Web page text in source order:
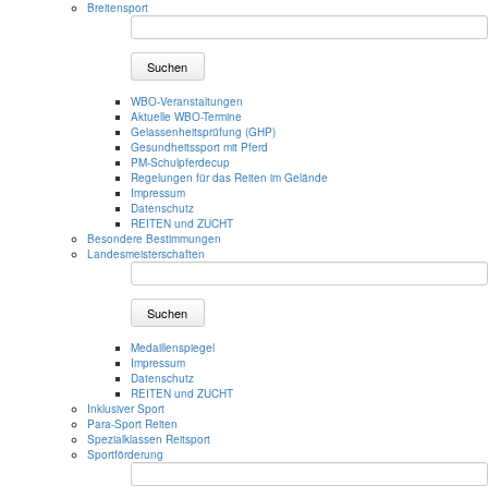
Breitensport
Suchen
WBO-Veranstaltungen
Aktuelle WBO-Termine
Gelassenheitsprüfung (GHP)
Gesundheitssport mit Pferd
PM-Schulpferdecup
Regelungen für das Reiten im Gelände
Impressum
Datenschutz
REITEN und ZUCHT
Besondere Bestimmungen
Landesmeisterschaften
Suchen
Medaillenspiegel
Impressum
Datenschutz
REITEN und ZUCHT
Inklusiver Sport
Para-Sport Reiten
Spezialklassen Reitsport
Sportförderung